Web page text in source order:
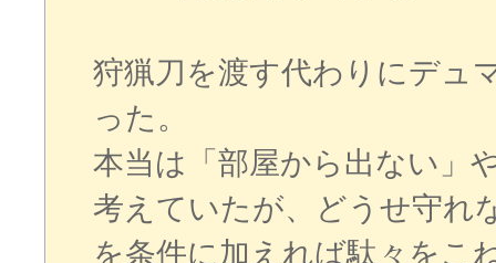
狩猟刀を渡す代わりにデュ
った。
本当は「部屋から出ない」
考えていたが、どうせ守れ
を条件に加えれば駄々をこ